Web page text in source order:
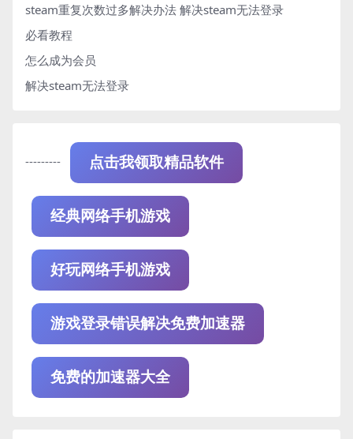
steam重复次数过多解决办法 解决steam无法登录
必看教程
怎么成为会员
解决steam无法登录
--------- 点击我领取精品软件
经典网络手机游戏
好玩网络手机游戏
游戏登录错误解决免费加速器
免费的加速器大全